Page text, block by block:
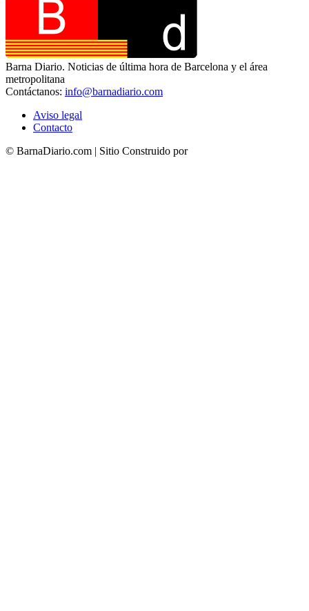
Barna Diario. Noticias de última hora de Barcelona y el área
metropolitana
Contáctanos: info@barnadiario.com
Aviso legal
Contacto
© BarnaDiario.com | Sitio Construido por